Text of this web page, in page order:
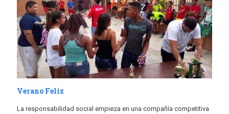
Verano Feliz
La responsabilidad social empieza en una compañía competitiva